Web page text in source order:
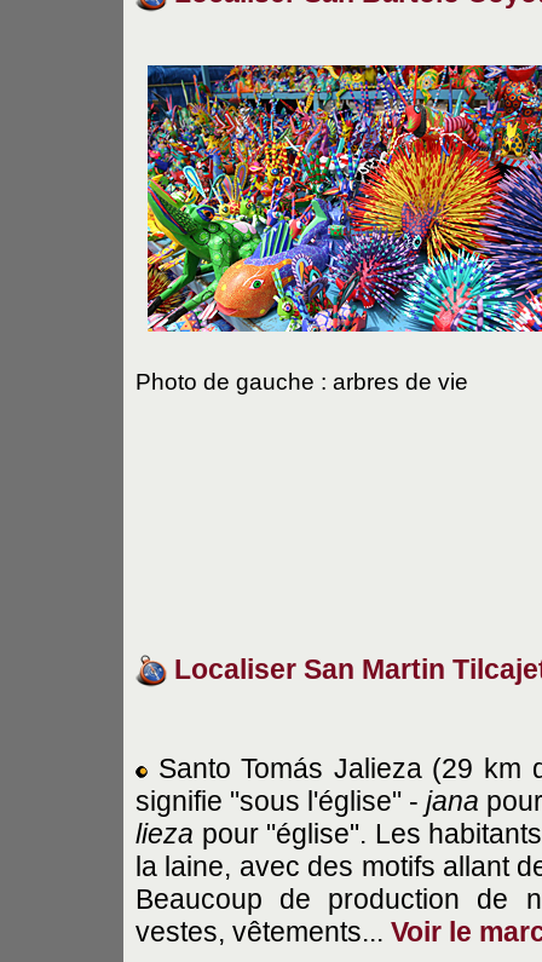
Photo de gauche : arbres de vie
Localiser San Martin
Santo Tomás Jalieza (29 km
signifie "sous l'église" - jana
lieza pour "église". Les
la laine, avec des motifs allant
Beaucoup de production de
vestes, vêtements... Voir le